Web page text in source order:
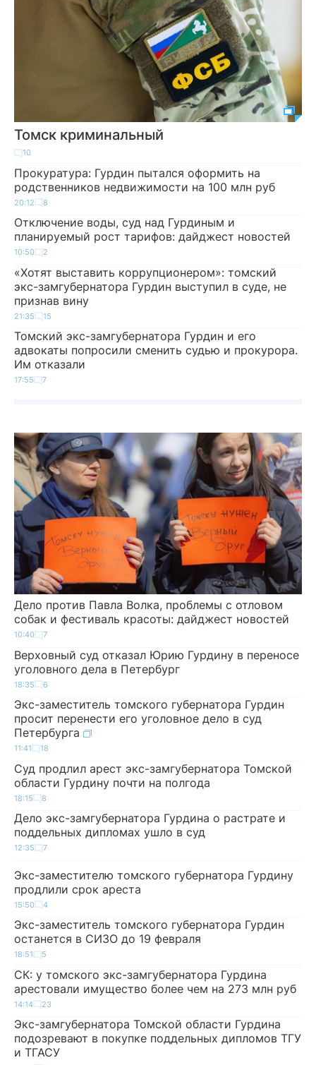
Томск криминальный
10
Прокуратура: Гурдин пытался оформить на
родственников недвижимости на 100 млн руб
20:12 8
Отключение воды, суд над Гурдиным и
планируемый рост тарифов: дайджест новостей
10:50 2
«Хотят выставить коррупционером»: томский
экс-замгубернатора Гурдин выступил в суде, не
признав вину
21:35 15
Томский экс-замгубернатора Гурдин и его
адвокаты попросили сменить судью и прокурора.
Им отказали
17:55 7
Дело против Павла Волка, проблемы с отловом
собак и фестиваль красоты: дайджест новостей
10:40 7
Верховный суд отказал Юрию Гурдину в переносе
уголовного дела в Петербург
18:35 6
Экс-заместитель томского губернатора Гурдин
просит перенести его уголовное дело в суд
Петербурга
11:41 18
Суд продлил арест экс-замгубернатора Томской
области Гурдину почти на полгода
18:15 8
Дело экс-замгубернатора Гурдина о растрате и
поддельных дипломах ушло в суд
12:35 7
Экс-заместителю томского губернатора Гурдину
продлили срок ареста
15:50 4
Экс-заместитель томского губернатора Гурдин
останется в СИЗО до 19 февраля
18:51 5
СК: у томского экс-замгубернатора Гурдина
арестовали имущество более чем на 273 млн руб
14:14 23
Экс-замгубернатора Томской области Гурдина
подозревают в покупке поддельных дипломов ТГУ
и ТГАСУ